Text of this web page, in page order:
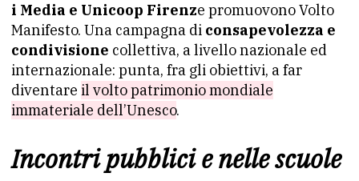
i Media e Unicoop Firenze promuovono Volto
Manifesto. Una campagna di consapevolezza e
condivisione collettiva, a livello nazionale ed
internazionale: punta, fra gli obiettivi, a far
diventare il volto patrimonio mondiale
immateriale dell’Unesco.
Incontri pubblici e nelle scuole